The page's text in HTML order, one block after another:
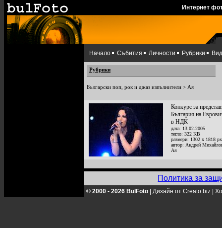
Интернет
Начало Събития Личности Рубрики
Рубрики
Български поп, рок и джаз изпълнители > Ая
Конкурс за
България на
в НДК
дата: 13.02.2005
тегло: 322 KB
размери: 1302 x 1818
автор: Андрей
Ая
Политика за
© 2000 - 2026 BulFoto Дизайн от Creato.biz